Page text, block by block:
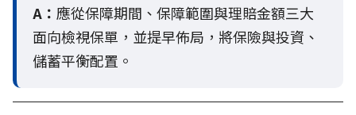
A： 應從保障期間、保障範圍與理賠金額三大
面向檢視保單，並提早佈局，將保險與投資、
儲蓄平衡配置。